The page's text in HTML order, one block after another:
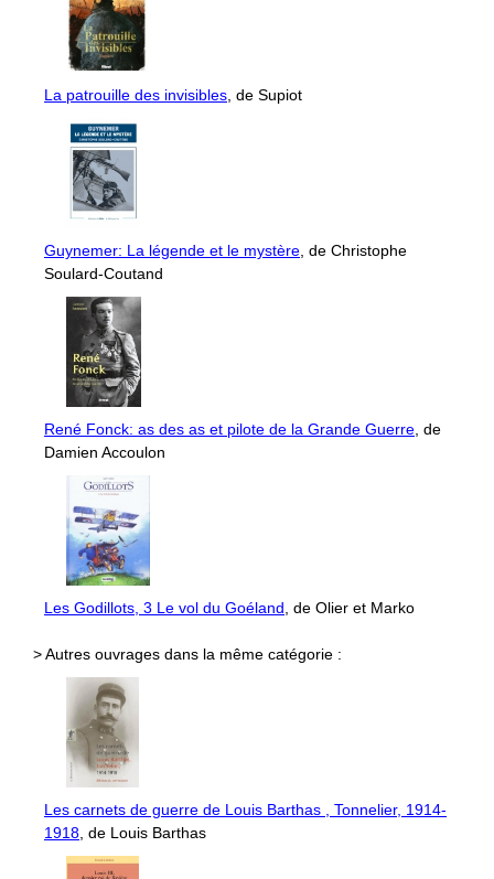
La patrouille des invisibles, de Supiot
Guynemer: La légende et le mystère, de Christophe
Soulard-Coutand
René Fonck: as des as et pilote de la Grande Guerre, de
Damien Accoulon
Les Godillots, 3 Le vol du Goéland, de Olier et Marko
> Autres ouvrages dans la même catégorie :
Les carnets de guerre de Louis Barthas , Tonnelier, 1914-
1918, de Louis Barthas